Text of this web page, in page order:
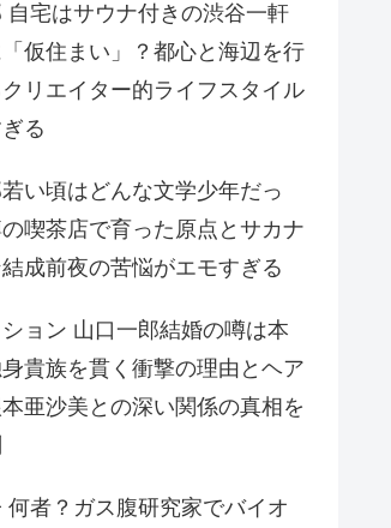
自宅はサウナ付きの渋谷一軒
仮住まい」？都心と海辺を行
リエイター的ライフスタイル
る
い頃はどんな文学少年だっ
喫茶店で育った原点とサカナ
成前夜の苦悩がエモすぎる
ョン 山口一郎結婚の噂は本
貴族を貫く衝撃の理由とヘア
亜沙美との深い関係の真相を
何者？ガス腹研究家でバイオ